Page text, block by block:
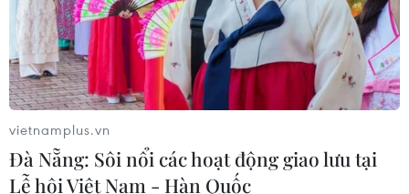
vietnamplus.vn
Đà Nẵng: Sôi nổi các hoạt động giao lưu tại
Lễ hội Việt Nam - Hàn Quốc